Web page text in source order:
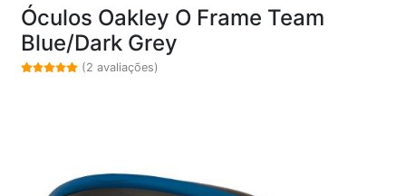
Óculos Oakley O Frame Team
Blue/Dark Grey
(2 avaliações)